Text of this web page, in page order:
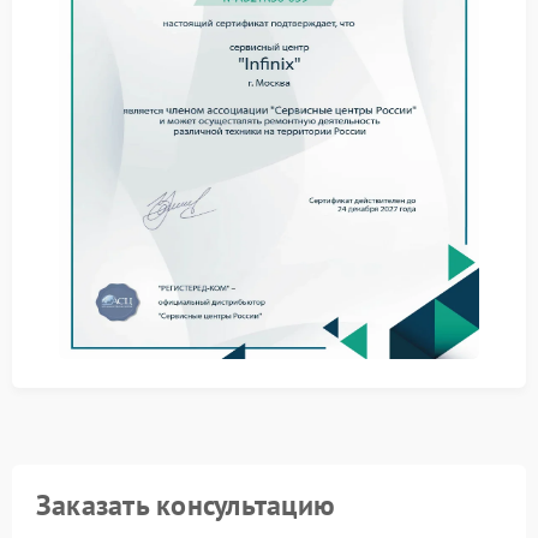
Выход материнской платы из строя может быть
связан с различными факторами. Наиболее
распространенными считаются:
скачки напряжения в электросети;
попадание влаги внутрь корпуса;
механические воздействия.
При обращении в сервис Infinix специалисты
учитывают все условия эксплуатации и состояние
Как проводится ремонт
Процесс обслуживания начинается с поэтапной
Сервисный центр Infinix применяет оригинальные
Заказать консультацию